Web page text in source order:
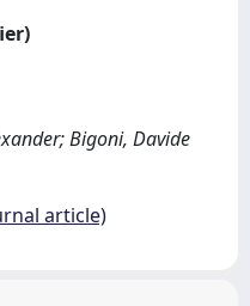
Bigoni, Davide
article)